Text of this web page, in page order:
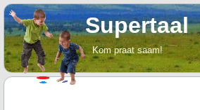
Supertaal
Kom praat saam!